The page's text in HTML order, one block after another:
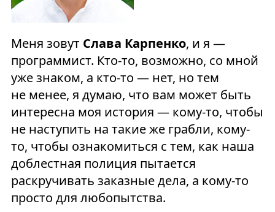
Меня зовут Слава Карпенко, и я —
программист. Кто-то, возможно, со мной
уже знаком, а кто-то — нет, но тем
не менее, я думаю, что вам может быть
интересна моя история — кому-то, чтобы
не наступить на такие же грабли, кому-
то, чтобы ознакомиться с тем, как наша
доблестная полиция пытается
раскручивать заказные дела, а кому-то
просто для любопытства.